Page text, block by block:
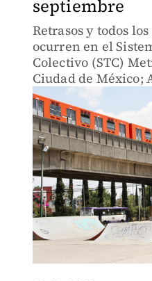
septiembre
Retrasos y todos
ocurren en el
Colectivo (STC)
Ciudad de México;